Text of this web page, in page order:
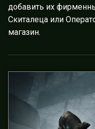
добавить их
Скиталеца или
магазин.